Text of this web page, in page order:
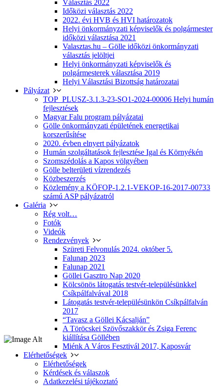
Választás 2022
Időközi választás 2022
2022. évi HVB és HVI határozatok
Helyi önkormányzati képviselők és polgármester
időközi választása 2021
Valasztas.hu – Gölle időközi önkormányzati
választás jelöltjei
Helyi önkormányzati képviselők és
polgármesterek választása 2019
Helyi Választási Bizottság határozatai
Pályázat
TOP_PLUSZ-3.1.3-23-SO1-2024-00006 Helyi humán
fejlesztések
Magyar Falu program pályázatai
Gölle önkormányzati épületének energetikai
korszerűsítése
2020. évben elnyert pályázatok
Humán szolgáltatások fejlesztése Igal és Környékén
Szomszédolás a Kapos völgyében
Gölle belterületi vízrendezés
Közbeszerzés
Közlemény a KÖFOP-1.2.1-VEKOP-16-2017-00733
számú ASP pályázatról
Galéria
Rég volt…
Fotók
Videók
Rendezvények
Szüreti Felvonulás 2024. október 5.
Falunap 2023
Falunap 2021
Göllei Gasztro Nap 2020
Kölcsönös látogatás testvér-településünkkel
Csíkpálfalvával 2018
Látogatás testvér-településünkön Csíkpálfalván
2017
“Tavasz a Göllei Kácsalján”
A Töröcskei Szövőszakkör és Zsiga Ferenc
kiállítása Göllében
Miénk A Város Fesztivál 2017, Kaposvár
Elérhetőségek
Elérhetőségek
Kérdések és válaszok
Adatkezelési tájékoztató